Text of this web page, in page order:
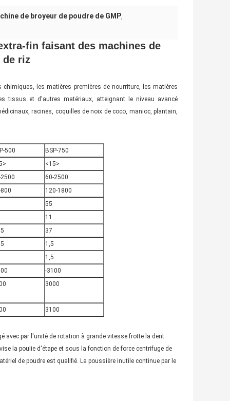
de broyeur de poudre de GMP,
fin faisant des machines de
de riz
les matières premières de nourriture, les matières
tissus et d'autres matériaux, atteignant le niveau avancé
racines, coquilles de noix de coco, manioc, plantain,
500
BSP-750
<15>
60-2500
120-1800
55
11
37
1,5
1,5
-3100
3000
3100
avec par l'unité de rotation à grande vitesse frotte la dent
la poulie d'étape et sous la fonction de force centrifuge de
de poudre est qualifié. La poussière inutile continue par le